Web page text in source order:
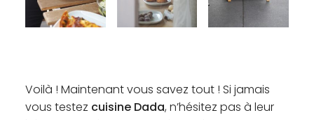
Voilà ! Maintenant vous savez tout ! Si jamais
vous testez cuisine Dada, n’hésitez pas à leur